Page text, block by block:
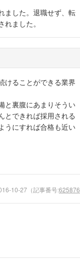
ました。退職せず、転
ました。
けることができる業界
と裏腹にあまりそうい
とできれば採用される
うにすれば合格も近い
10-27 （記事番号:625876